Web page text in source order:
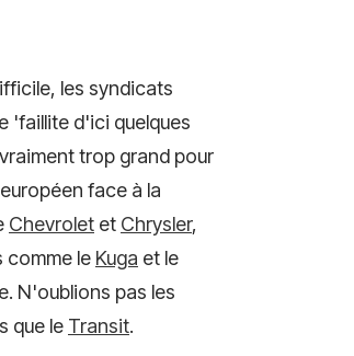
les syndicats
'faillite d'ici quelques
trop grand pour
face à la
Chevrolet et Chrysler,
comme le Kuga et le
N'oublions pas les
que le Transit.